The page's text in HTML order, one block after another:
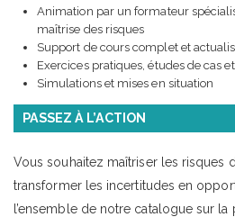
Animation par un formateur
maîtrise des risques
Support de cours complet et
Exercices pratiques, études de cas
Simulations et mises en situation
PASSEZ À L’ACTION
Vous souhaitez maîtriser les risques
transformer les incertitudes en
l’ensemble de notre catalogue sur la